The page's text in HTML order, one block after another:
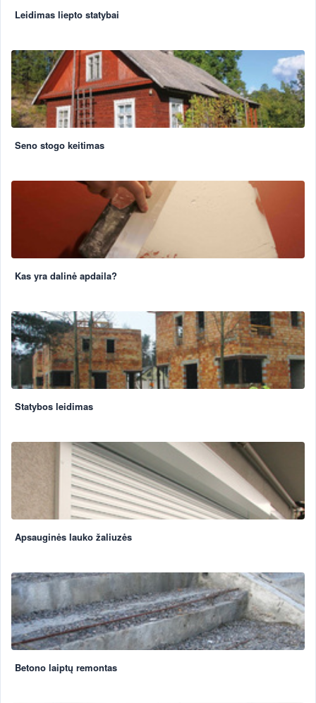
Leidimas liepto statybai
Seno stogo keitimas
Kas yra dalinė apdaila?
Statybos leidimas
Apsauginės lauko žaliuzės
Betono laiptų remontas